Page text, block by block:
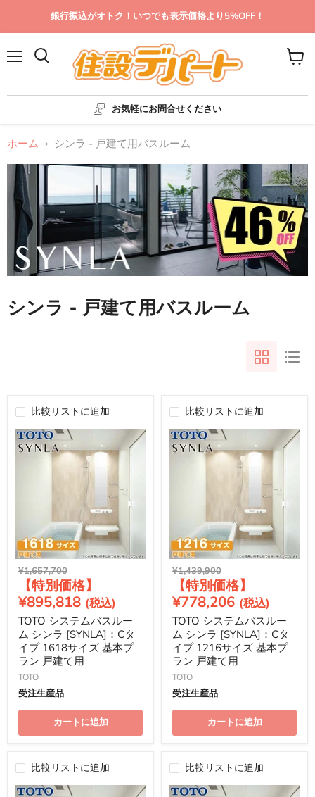
銀行振込がオトク！いつでも表示価格より5%OFF！
お気軽にお問合せください
カ
ト
ホーム シンラ - 戸建て用バスルーム
シンラ - 戸建て用バスルーム
比較リストに追加
元
価
格
¥1,657,700
在
の
価
格
¥895,818
TOTO システムバスルー
ム シンラ [SYNLA]：Cタ
イプ 1618サイズ 基本プ
ラン 戸建て用
TOTO
受注生産品
カートに追加
比較リストに追加
元
価
格
¥1,439,900
在
の
価
格
¥778,206
TOTO システムバスルー
ム シンラ [SYNLA]：Cタ
イプ 1216サイズ 基本プ
ラン 戸建て用
TOTO
受注生産品
カートに追加
比較リストに追加 比較リストに追加